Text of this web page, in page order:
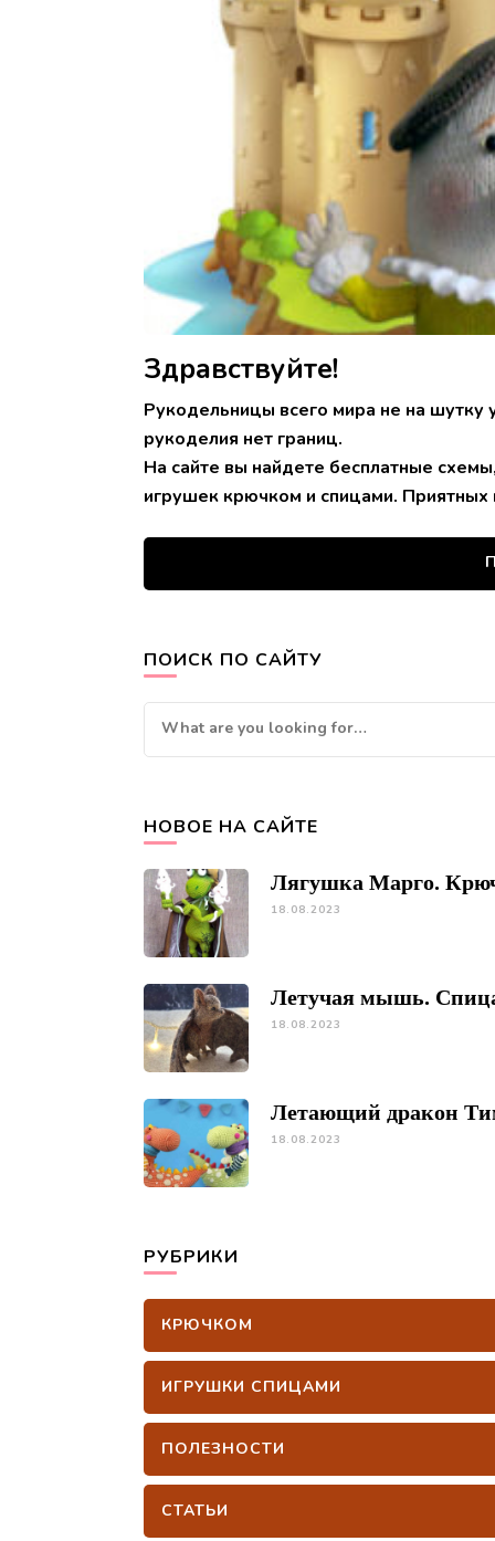
Здравствуйте!
Рукодельницы всего мира не на шутку
рукоделия нет границ.
На сайте вы найдете бесплатные
игрушек крючком и спицами. Приятных
ПОИСК ПО САЙТУ
Looking
for
НОВОЕ НА САЙТЕ
Лягушка Марго.
18.08.2023
Летучая мышь.
18.08.2023
Летающий дракон
18.08.2023
РУБРИКИ
КРЮЧКОМ
ИГРУШКИ СПИЦАМИ
ПОЛЕЗНОСТИ
СТАТЬИ